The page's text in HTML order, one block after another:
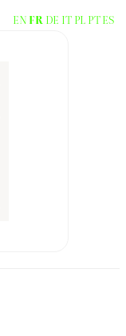
EN FR DE IT PL PTES